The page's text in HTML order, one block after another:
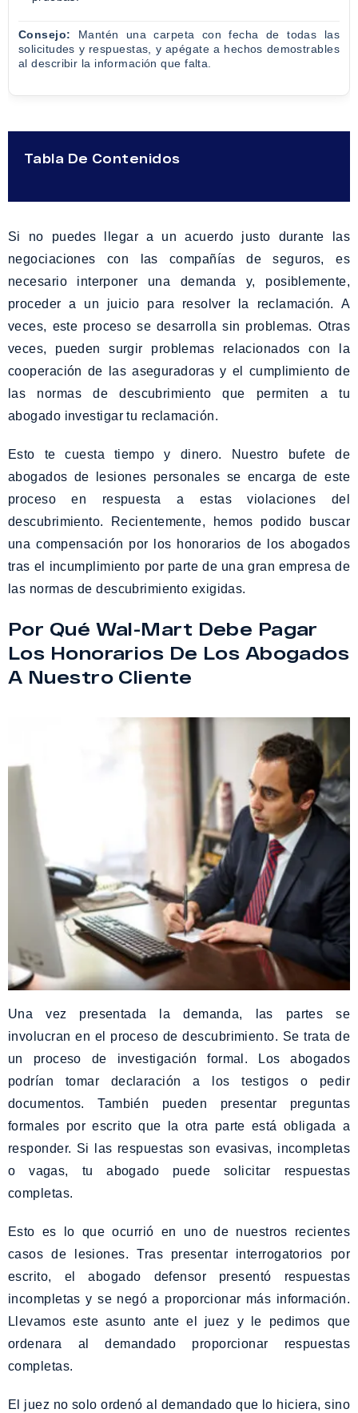
Consejo:
Mantén una carpeta con fecha de todas las
solicitudes y respuestas, y apégate a hechos demostrables
al describir la información que falta.
Tabla De Contenidos
Si no puedes llegar a un acuerdo justo durante las
negociaciones con las compañías de seguros, es
necesario interponer una demanda y, posiblemente,
proceder a un juicio para resolver la reclamación. A
veces, este proceso se desarrolla sin problemas. Otras
veces, pueden surgir problemas relacionados con la
cooperación de las aseguradoras y el cumplimiento de
las normas de descubrimiento que permiten a tu
abogado investigar tu reclamación.
Esto te cuesta tiempo y dinero. Nuestro bufete de
abogados de lesiones personales se encarga de este
proceso en respuesta a estas violaciones del
descubrimiento. Recientemente, hemos podido buscar
una compensación por los honorarios de los abogados
tras el incumplimiento por parte de una gran empresa de
las normas de descubrimiento exigidas.
Por Qué Wal-Mart Debe Pagar
Los Honorarios De Los Abogados
A Nuestro Cliente
Una vez presentada la demanda, las partes se
involucran en el proceso de descubrimiento. Se trata de
un proceso de investigación formal. Los abogados
podrían tomar declaración a los testigos o pedir
documentos. También pueden presentar preguntas
formales por escrito que la otra parte está obligada a
responder. Si las respuestas son evasivas, incompletas
o vagas, tu abogado puede solicitar respuestas
completas.
Esto es lo que ocurrió en uno de nuestros recientes
casos de lesiones. Tras presentar interrogatorios por
escrito, el abogado defensor presentó respuestas
incompletas y se negó a proporcionar más información.
Llevamos este asunto ante el juez y le pedimos que
ordenara al demandado proporcionar respuestas
completas.
El juez no solo ordenó al demandado que lo hiciera, sino